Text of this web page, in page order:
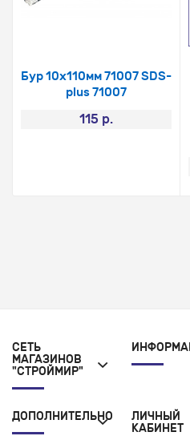
Бур 10х110мм 71007 SDS-
plus 71007
115 р.
СЕТЬ
МАГАЗИНОВ
"СТРОЙМИР"
ДОПОЛНИТЕЛЬНО
ЛИЧНЫЙ
КАБИНЕТ